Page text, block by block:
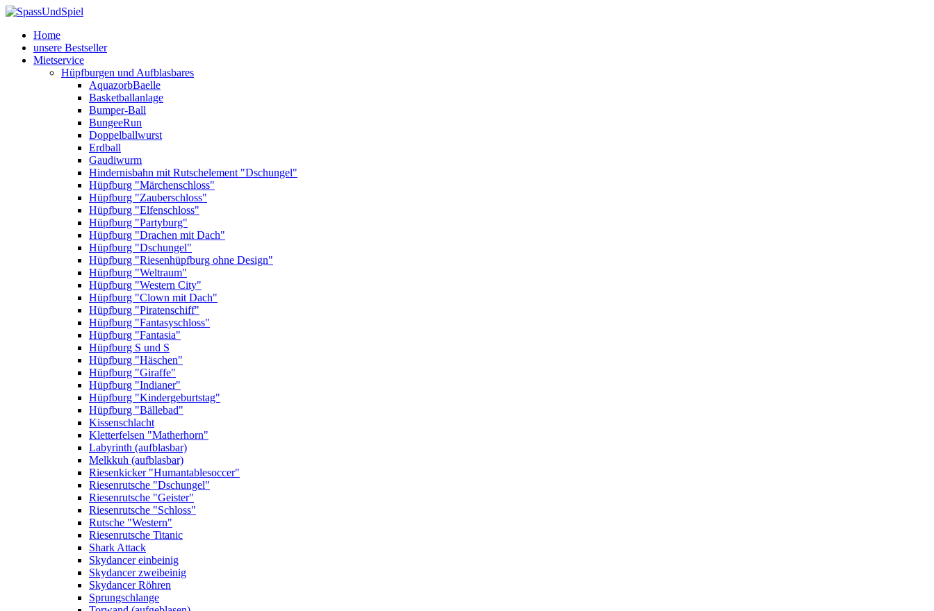
Home
unsere Bestseller
Mietservice
Hüpfburgen und Aufblasbares
AquazorbBaelle
Basketballanlage
Bumper-Ball
BungeeRun
Doppelballwurst
Erdball
Gaudiwurm
Hindernisbahn mit Rutschelement "Dschungel"
Hüpfburg "Märchenschloss"
Hüpfburg "Zauberschloss"
Hüpfburg "Elfenschloss"
Hüpfburg "Partyburg"
Hüpfburg "Drachen mit Dach"
Hüpfburg "Dschungel"
Hüpfburg "Riesenhüpfburg ohne Design"
Hüpfburg "Weltraum"
Hüpfburg "Western City"
Hüpfburg "Clown mit Dach"
Hüpfburg "Piratenschiff"
Hüpfburg "Fantasyschloss"
Hüpfburg "Fantasia"
Hüpfburg S und S
Hüpfburg "Häschen"
Hüpfburg "Giraffe"
Hüpfburg "Indianer"
Hüpfburg "Kindergeburtstag"
Hüpfburg "Bällebad"
Kissenschlacht
Kletterfelsen "Matherhorn"
Labyrinth (aufblasbar)
Melkkuh (aufblasbar)
Riesenkicker "Humantablesoccer"
Riesenrutsche "Dschungel"
Riesenrutsche "Geister"
Riesenrutsche "Schloss"
Rutsche "Western"
Riesenrutsche Titanic
Shark Attack
Skydancer einbeinig
Skydancer zweibeinig
Skydancer Röhren
Sprungschlange